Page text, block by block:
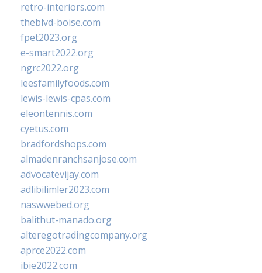
retro-interiors.com
theblvd-boise.com
fpet2023.org
e-smart2022.org
ngrc2022.org
leesfamilyfoods.com
lewis-lewis-cpas.com
eleontennis.com
cyetus.com
bradfordshops.com
almadenranchsanjose.com
advocatevijay.com
adlibilimler2023.com
naswwebed.org
balithut-manado.org
alteregotradingcompany.org
aprce2022.com
ibie2022.com